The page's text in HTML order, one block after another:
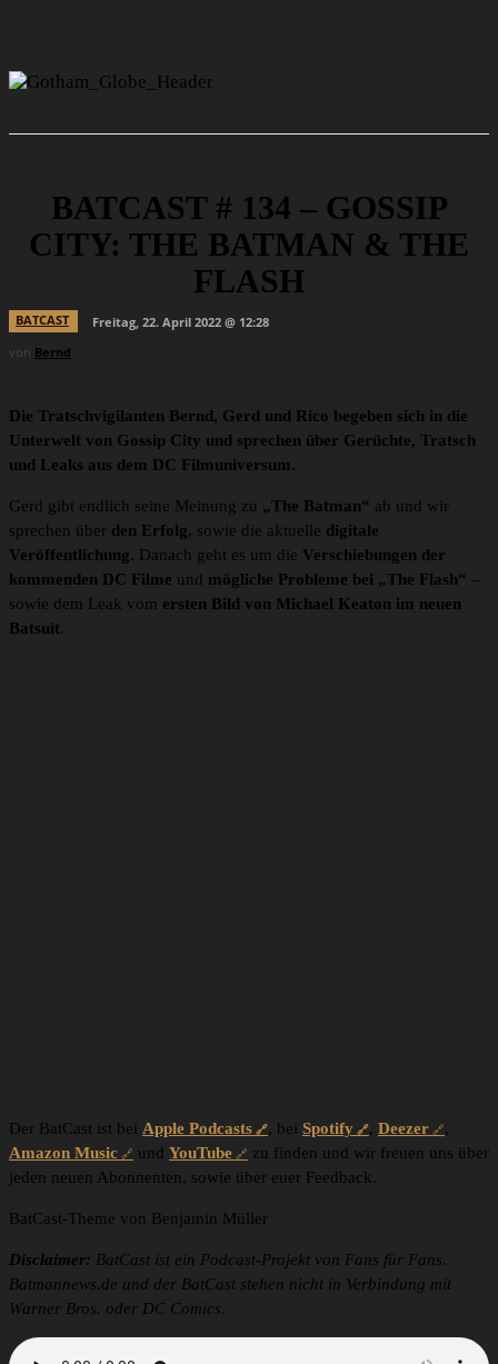
BATCAST # 134 – GOSSIP
CITY: THE BATMAN & THE
FLASH
BATCAST
Freitag, 22. April 2022 @ 12:28
von Bernd
Die Tratschvigilanten Bernd, Gerd und Rico begeben sich in die
Unterwelt von Gossip City und sprechen über Gerüchte, Tratsch
und Leaks aus dem DC Filmuniversum.
Gerd gibt endlich seine Meinung zu „The Batman“ ab und wir
sprechen über den Erfolg, sowie die aktuelle digitale
Veröffentlichung. Danach geht es um die Verschiebungen der
kommenden DC Filme und mögliche Probleme bei „The Flash“ –
sowie dem Leak vom ersten Bild von Michael Keaton im neuen
Batsuit.
Der BatCast ist bei Apple Podcasts , bei Spotify , Deezer
,
Amazon Music
und YouTube
zu finden und wir freuen uns über
jeden neuen Abonnenten, sowie über euer Feedback.
BatCast-Theme von Benjamin Müller
Disclaimer: BatCast ist ein Podcast-Projekt von Fans für Fans.
Batmannews.de und der BatCast stehen nicht in Verbindung mit
Warner Bros. oder DC Comics.